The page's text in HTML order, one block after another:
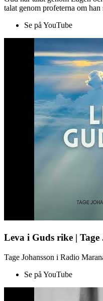
talat genom profeterna om
Se på YouTube
Leva i Guds rike | Tage
Tage Johansson i Radio
Se på YouTube